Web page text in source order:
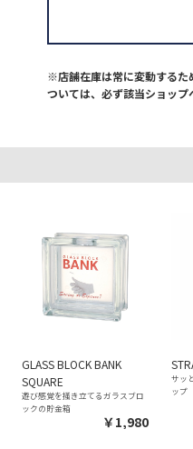
※店舗在庫は常に変動するた
ついては、必ず該当ショップ
GLASS BLOCK BANK
SQUARE
遊び感覚を掻き立てるガラスブロ
ックの貯金箱
￥1,980
サッ
ップ